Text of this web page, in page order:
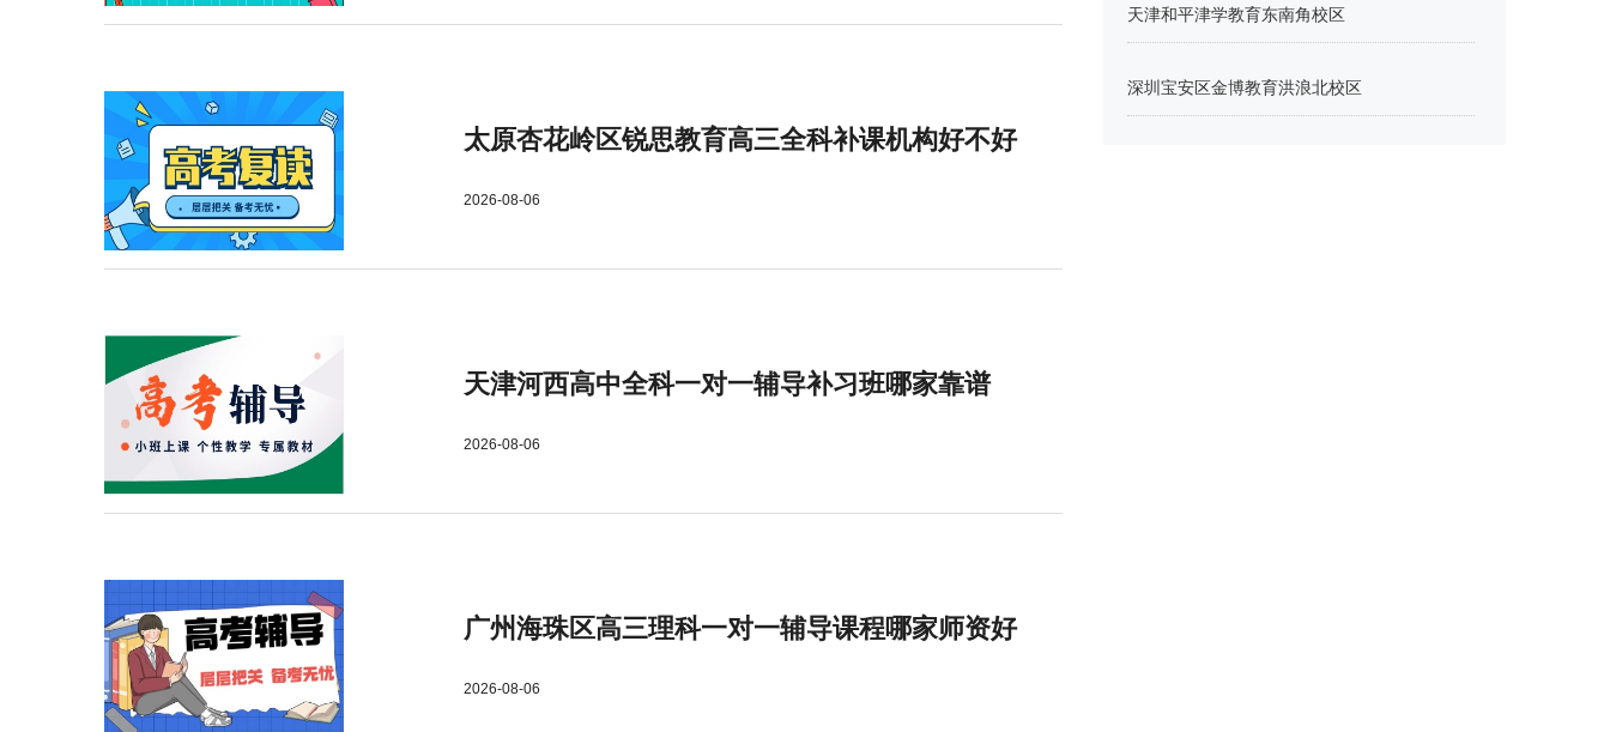
太原杏花岭区锐思教育高三全科补课机构好不好
2026-08-06
天津河西高中全科一对一辅导补习班哪家靠谱
2026-08-06
广州海珠区高三理科一对一辅导课程哪家师资好
2026-08-06
天津和平津学教育东南角校区
深圳宝安区金博教育洪浪北校区